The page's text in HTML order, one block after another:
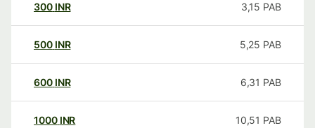
300 INR 3,15 PAB
500 INR 5,25 PAB
600 INR 6,31 PAB
1000 INR 10,51 PAB